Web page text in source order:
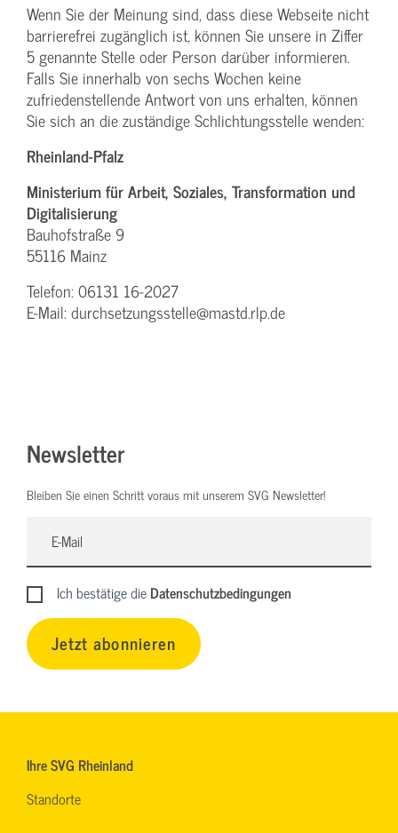
Wenn Sie der Meinung sind, dass diese Webseite nicht
barrierefrei zugänglich ist, können Sie unsere in Ziffer
5 genannte Stelle oder Person darüber informieren.
Falls Sie innerhalb von sechs Wochen keine
zufriedenstellende Antwort von uns erhalten, können
Sie sich an die zuständige Schlichtungsstelle wenden:
Rheinland-Pfalz
Ministerium für Arbeit, Soziales, Transformation und
Digitalisierung
Bauhofstraße 9
55116 Mainz
Telefon: 06131 16-2027
E-Mail: durchsetzungsstelle@mastd.rlp.de
Newsletter
Bleiben Sie einen Schritt voraus mit unserem SVG Newsletter!
Ich bestätige dieDatenschutzbedingungen
Jetzt abonnieren
Ihre SVG Rheinland
Standorte